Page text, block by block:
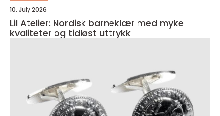
10. July 2026
Lil Atelier: Nordisk barneklær med myke
kvaliteter og tidløst uttrykk